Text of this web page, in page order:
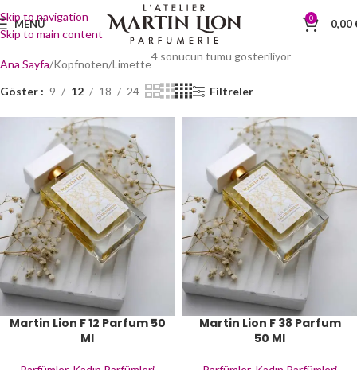
Skip to navigation
Skip to main content
MENÜ 0 0,00
Ana Sayfa Kopfnoten Limette
4 sonucun tümü gösteriliyor
Göster 9 12 18 24 Filtreler
Martin Lion F 12 Parfum 50
Ml
Martin Lion F 38 Parfum
50 Ml